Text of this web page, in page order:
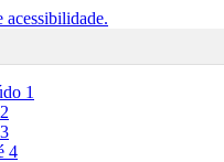
acessibilidade.
1
2
3
4